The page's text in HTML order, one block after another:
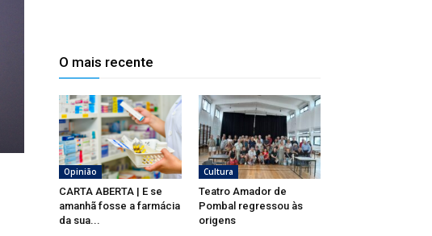
O mais recente
Opinião
CARTA ABERTA | E se
amanhã fosse a farmácia
da sua...
Cultura
Teatro Amador de
Pombal regressou às
origens